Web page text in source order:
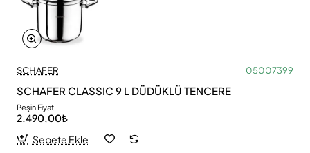
SCHAFER 05007399
SCHAFER CLASSIC 9 L DÜDÜKLÜ TENCERE
Peşin Fiyat
2.490,00₺
Sepete Ekle